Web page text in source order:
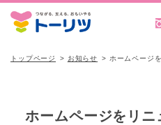
トップページ お知らせ ホームページ
ホームページをリニ